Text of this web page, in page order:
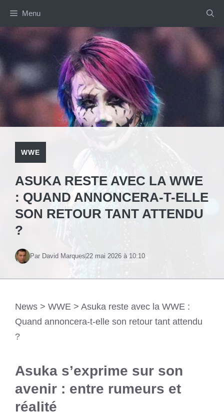
contenu
Menu
WWE
ASUKA RESTE AVEC LA WWE
: QUAND ANNONCERA-T-ELLE
SON RETOUR TANT ATTENDU
?
Par David Marques22 mai 2026 à 10:10
News > WWE > Asuka reste avec la WWE :
Quand annoncera-t-elle son retour tant attendu
?
Asuka s’exprime sur son
avenir : entre rumeurs et
réalité